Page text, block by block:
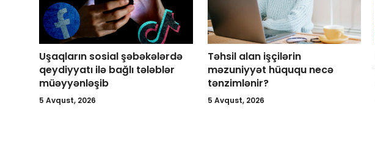
Uşaqların sosial şəbəkələrdə
qeydiyyatı ilə bağlı tələblər
müəyyənləşib
5 Avqust, 2026
Təhsil alan işçilərin
məzuniyyət hüququ necə
tənzimlənir?
5 Avqust, 2026